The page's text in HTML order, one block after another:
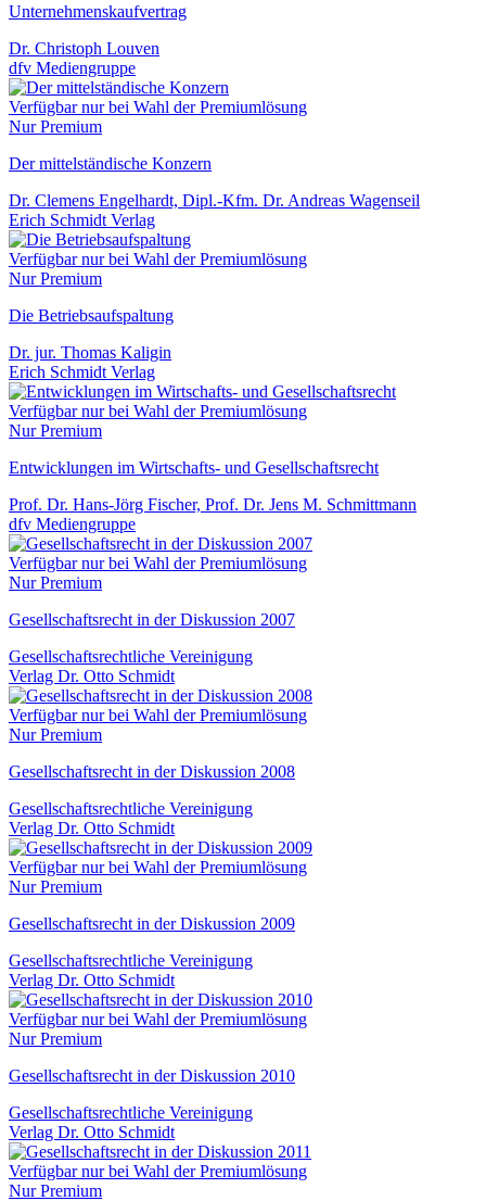
Unternehmenskaufvertrag
Dr. Christoph Louven
dfv Mediengruppe
Verfügbar nur bei Wahl der Premiumlösung
Nur Premium
Der mittelständische Konzern
Dr. Clemens Engelhardt, Dipl.-Kfm. Dr. Andreas Wagenseil
Erich Schmidt Verlag
Verfügbar nur bei Wahl der Premiumlösung
Nur Premium
Die Betriebsaufspaltung
Dr. jur. Thomas Kaligin
Erich Schmidt Verlag
Verfügbar nur bei Wahl der Premiumlösung
Nur Premium
Entwicklungen im Wirtschafts- und Gesellschaftsrecht
Prof. Dr. Hans-Jörg Fischer, Prof. Dr. Jens M. Schmittmann
dfv Mediengruppe
Verfügbar nur bei Wahl der Premiumlösung
Nur Premium
Gesellschaftsrecht in der Diskussion 2007
Gesellschaftsrechtliche Vereinigung
Verlag Dr. Otto Schmidt
Verfügbar nur bei Wahl der Premiumlösung
Nur Premium
Gesellschaftsrecht in der Diskussion 2008
Gesellschaftsrechtliche Vereinigung
Verlag Dr. Otto Schmidt
Verfügbar nur bei Wahl der Premiumlösung
Nur Premium
Gesellschaftsrecht in der Diskussion 2009
Gesellschaftsrechtliche Vereinigung
Verlag Dr. Otto Schmidt
Verfügbar nur bei Wahl der Premiumlösung
Nur Premium
Gesellschaftsrecht in der Diskussion 2010
Gesellschaftsrechtliche Vereinigung
Verlag Dr. Otto Schmidt
Verfügbar nur bei Wahl der Premiumlösung
Nur Premium